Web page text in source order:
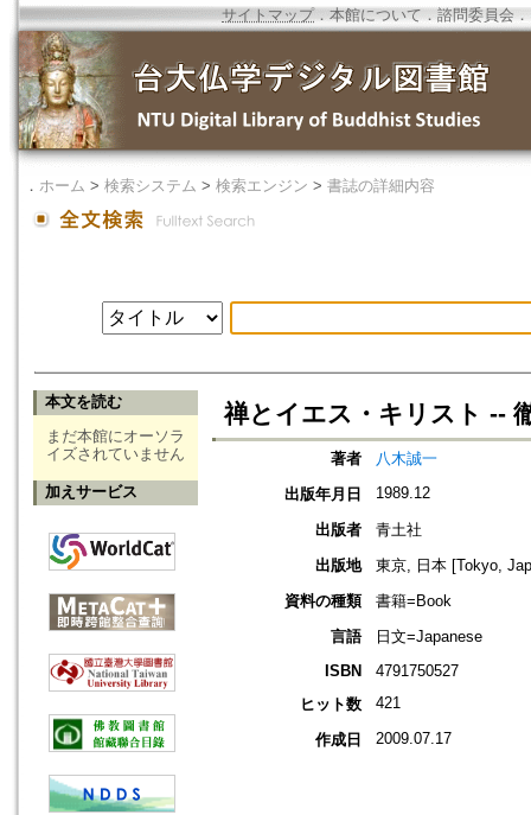
サイトマップ．本館について ． 諮問委員会 ．
． ホーム > 検索システム > 検索エンジン > 書誌の詳細内容
本文を読む
まだ本館にオーソラ
イズされていません
加えサービス
禅とイエス・キリスト --
著者
八木誠一
出版年月日
1989.12
出版者
青土社
出版地
東京, 日本 [Tokyo,
資料の種類
書籍=Book
言語
日文=Japanese
ISBN
4791750527
ヒット数
421
作成日 2009.07.17